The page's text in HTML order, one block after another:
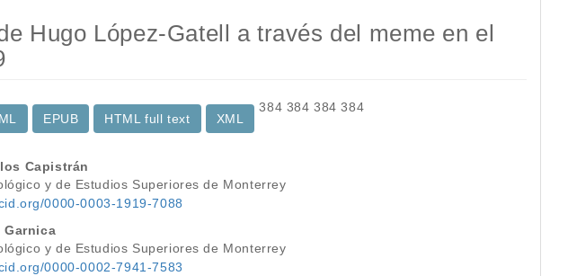
Hugo López-Gatell a través del meme en el
384 384384
EPUB
384
HTML full text
XML
Capistrán
y de Estudios Superiores de Monterrey
0000-0003-1919-7088
Garnica
y de Estudios Superiores de Monterrey
0000-0002-7941-7583